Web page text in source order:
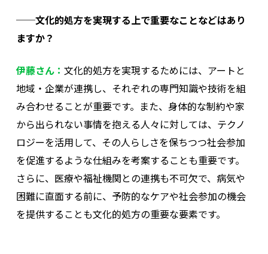
──文化的処方を実現する上で重要なことなどはあり
ますか？
伊藤さん： 文化的処方を実現するためには、アートと
地域・企業が連携し、それぞれの専門知識や技術を組
み合わせることが重要です。また、身体的な制約や家
から出られない事情を抱える人々に対しては、テクノ
ロジーを活用して、その人らしさを保ちつつ社会参加
を促進するような仕組みを考案することも重要です。
さらに、医療や福祉機関との連携も不可欠で、病気や
困難に直面する前に、予防的なケアや社会参加の機会
を提供することも文化的処方の重要な要素です。